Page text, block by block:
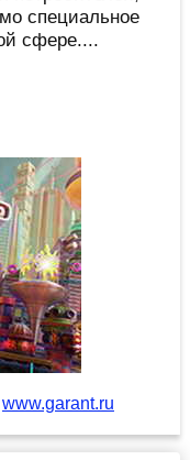
специальное
сфере....
www.garant.ru